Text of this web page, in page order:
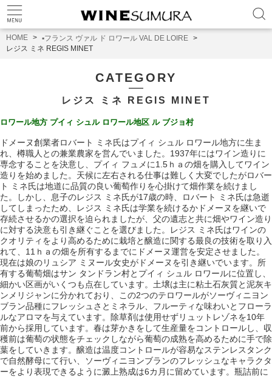
HOME
▪️フランス ヴァル ド ロワール VAL DE LOIRE
レジス ミネ REGIS MINET
CATEGORY
レジス ミネ REGIS MINET
ロワール地方 プイィ シュル ロワール地区 ル ブジョ村
ドメーヌ創業者ロバート ミネ氏はプイィ シュル ロワール地方に生ま
れ、樽職人との兼業農家を営んでいました。1937年にはワイン造りに
専念することを決意し、プイィ フュメに1.5ｈａの畑を購入してワイン
造りを始めました。天候に左右される仕事は難しく大変でしたがロバー
ト ミネ氏は地道に品質の良い葡萄作りを心掛けて畑作業を続けまし
た。しかし、息子のレジス ミネ氏が17歳の時、ロバート ミネ氏は急逝
してしまったため、レジス ミネ氏は学業を続けるかドメーヌを継いで
存続させるかの選択を迫られましたが、父の遺志と共に畑やワイン造り
に対する決意も引き継ぐことを選びました。レジス ミネ氏はワインの
クオリティをより高めるために栽培と醸造に関する最良の技術を取り入
れて、11ｈａの畑を所有するまでにドメーヌ運営を安定させました。
現在は娘のリュシア ミヌール女史がドメーヌを引き継いでいます。 所
有する葡萄畑はサン タンドラン村とプイィ シュル ロワールに位置し、
細かい区画がいくつも 点在しています。土壌は主に粘土石灰質と泥灰キ
ンメリジャンに分かれており、この2つのテロワールがソーヴィニヨン
ブラン品種にフレッシュさとミネラル、フルーティな味わいとフローラ
ルなアロマを与えています。除草剤は使用せずリュットレゾネを10年
前から採用しています。春は芽かきをして生産量をコントロールし、収
穫前は葡萄の状態をチェックしながら葡萄の成熟を高めるために手で除
葉をしていきます。醸造は温度コントロールが容易なステンレスタンク
で自然酵母にて行い、ソーヴィニヨンブランのフレッシュなキャラクタ
ーをより表現できるように澱上熟成は6カ月に留めています。瓶詰前に